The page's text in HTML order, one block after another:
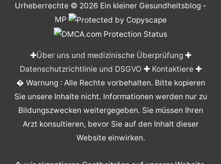
Urheberrechte © 2026 Ein kleiner Gesundheitsblog -
MP
✚Über uns und medizinische Überprüfung✚
Datenschutzrichtlinie und DSGVO ✚ Kontaktiere✚
� Warnung : Alle Rechte vorbehalten. Bitte kopieren
Sie unsere Inhalte nicht. Informationen werden nur zu
Bildungszwecken weitergegeben. Sie müssen Ihren
Arzt konsultieren, bevor Sie auf den Inhalt dieser
Website einwirken.